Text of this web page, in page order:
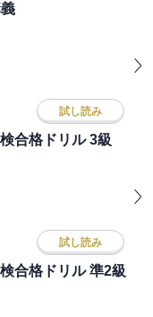
試し読み
合格ドリル 3級
試し読み
合格ドリル 準2級